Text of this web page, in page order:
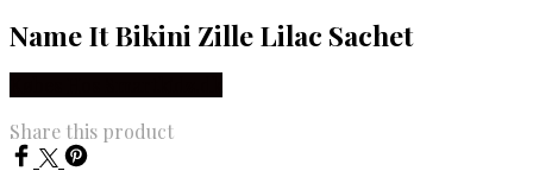
Name It Bikini Zille Lilac Sachet
Share this product